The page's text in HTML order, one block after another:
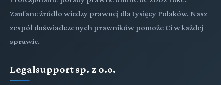
Zaufane źródło wiedzy prawnej dla tysięcy Polaków. Nasz
zespół doświadczonych prawników pomoże Ci w każdej
sprawie.
Legalsupport sp. z o.o.